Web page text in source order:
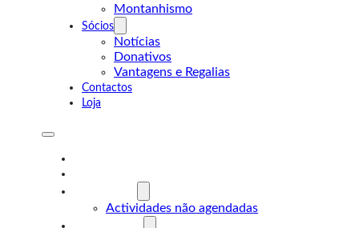
Montanhismo
Sócios
Notícias
Donativos
Vantagens e Regalias
Contactos
Loja
Actividades não agendadas